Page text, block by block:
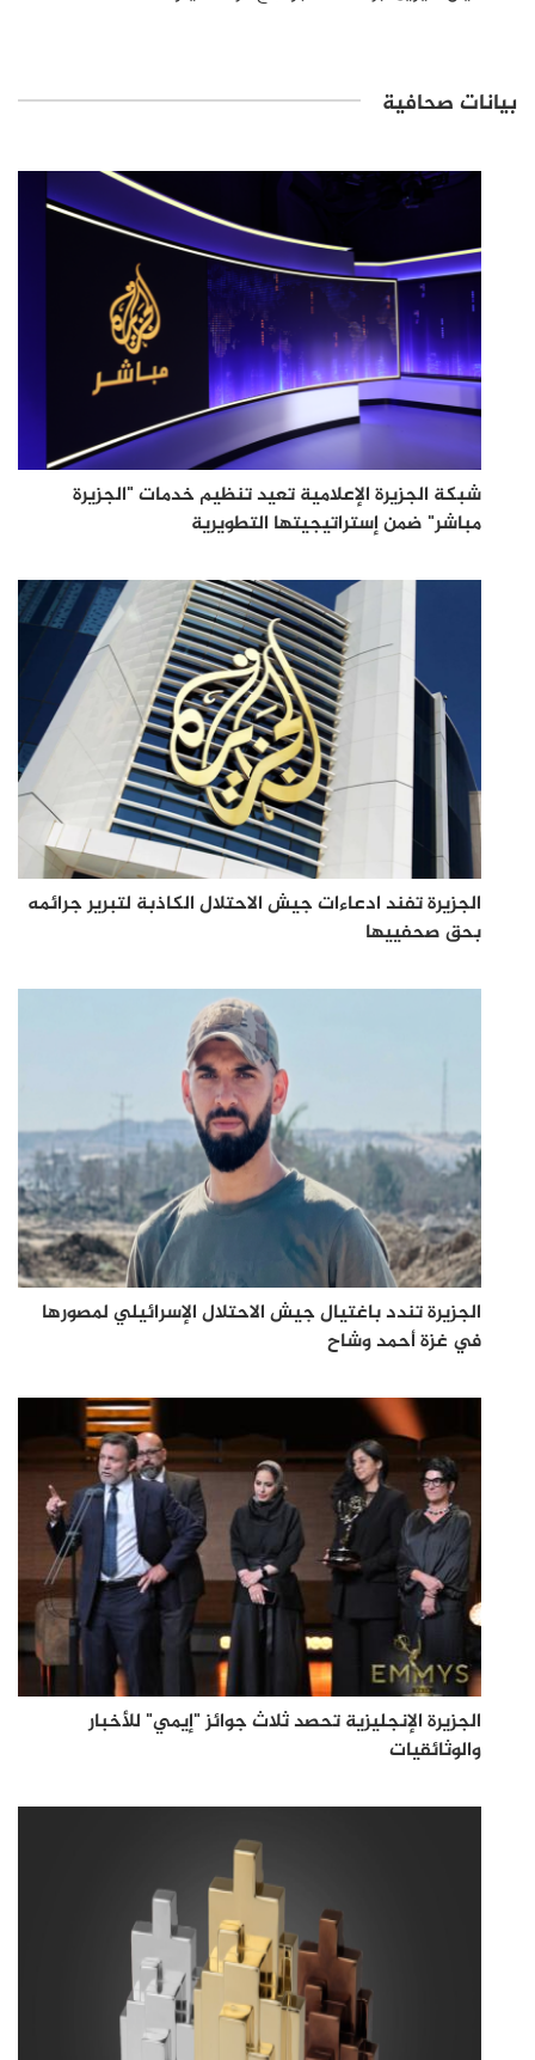
بيانات صحافية
شبكة الجزيرة الإعلامية تعيد تنظيم خدمات "الجزيرة
مباشر" ضمن إستراتيجيتها التطويرية
الجزيرة تفند ادعاءات جيش الاحتلال الكاذبة لتبرير جرائمه
بحق صحفييها
الجزيرة تندد باغتيال جيش الاحتلال الإسرائيلي لمصورها
في غزة أحمد وشاح
الجزيرة الإنجليزية تحصد ثلاث جوائز "إيمي" للأخبار
والوثائقيات